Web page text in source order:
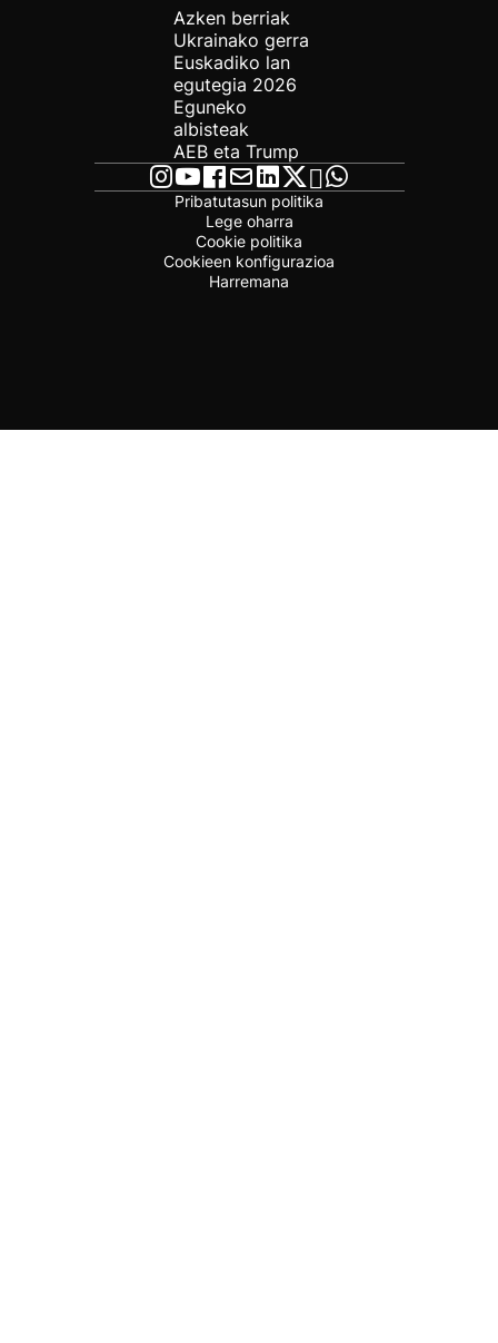
Azken berriak
Ukrainako gerra
Euskadiko lan
egutegia 2026
Eguneko
albisteak
AEB eta Trump
Pribatutasun politika
Lege oharra
Cookie politika
Cookieen konfigurazioa
Harremana